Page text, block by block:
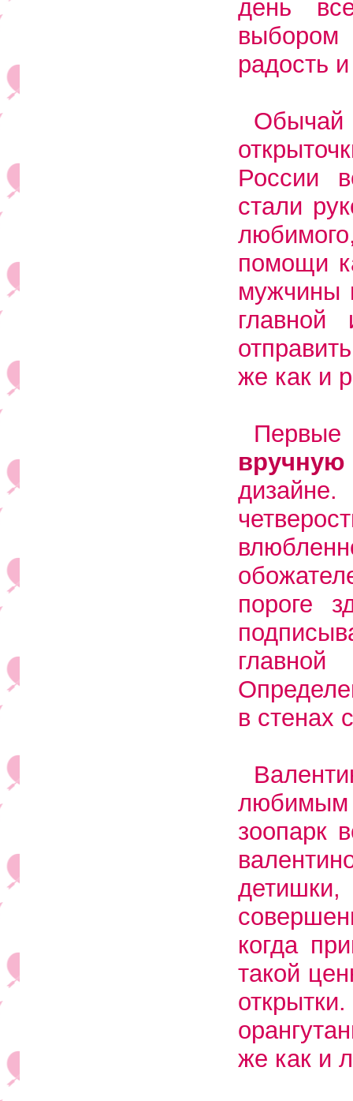
день
радость
России
стали
помощи
мужчины
же как и
вручную
пороге
главной
в стенах
зоопарк
когда
такой
же как и